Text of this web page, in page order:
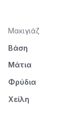
Μακιγιάζ
Βάση
Μάτια
Φρύδια
Χείλη